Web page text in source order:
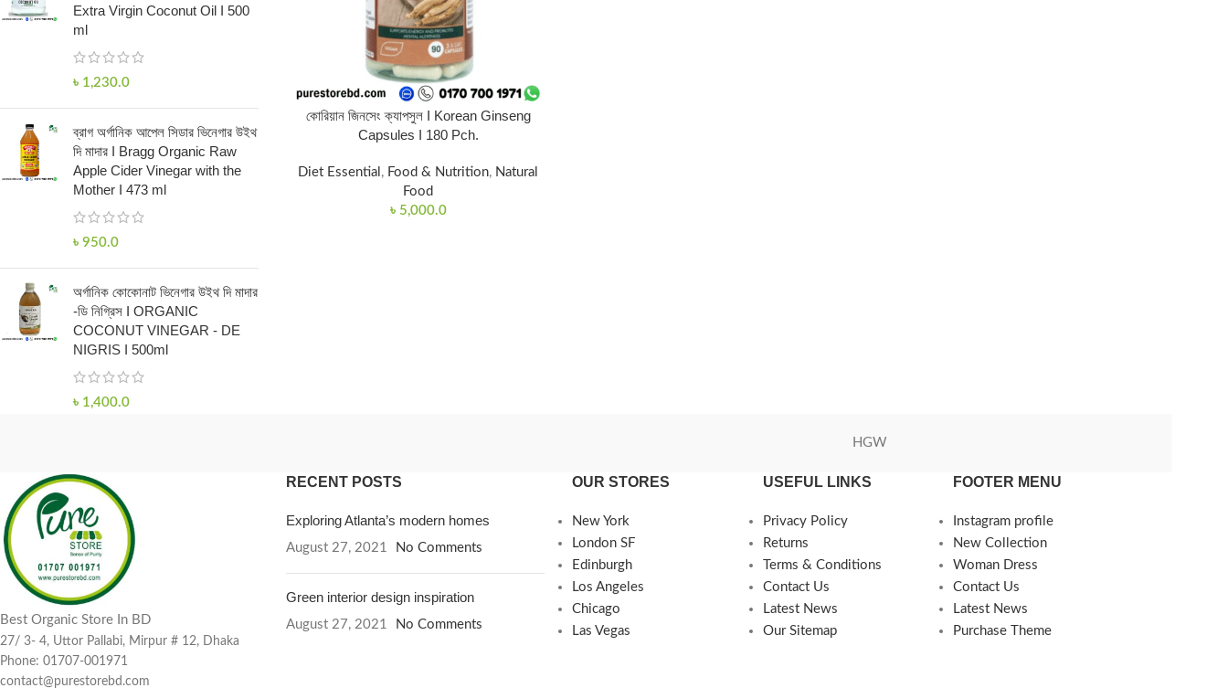
Extra Virgin Coconut Oil I 500
ml
৳ 1,230.0
ব্রাগ অর্গানিক আপেল সিডার ভিনেগার উইথ
দি মাদার I Bragg Organic Raw
Apple Cider Vinegar with the
Mother I 473 ml
৳ 950.0
অর্গানিক কোকোনাট ভিনেগার উইথ দি মাদার
-ডি নিগ্রিস I ORGANIC
COCONUT VINEGAR - DE
NIGRIS I 500ml
৳ 1,400.0
কোরিয়ান জিনসেং ক্যাপসুল I Korean Ginseng
Capsules I 180 Pch.
Diet Essential , Food & Nutrition, Natural
Food
৳ 5,000.0
HGW
Best Organic Store In BD
27/ 3- 4, Uttor Pallabi, Mirpur # 12, Dhaka
Phone: 01707-001971
contact@purestorebd.com
RECENT POSTS
Exploring Atlanta’s modern homes
August 27, 2021 No Comments
Green interior design inspiration
August 27, 2021 No Comments
OUR STORES
New York
London SF
Edinburgh
Los Angeles
Chicago
Las Vegas
USEFUL LINKS
Privacy Policy
Returns
Terms & Conditions
Contact Us
Latest News
Our Sitemap
FOOTER MENU
Instagram profile
New Collection
Woman Dress
Contact Us
Latest News
Purchase Theme